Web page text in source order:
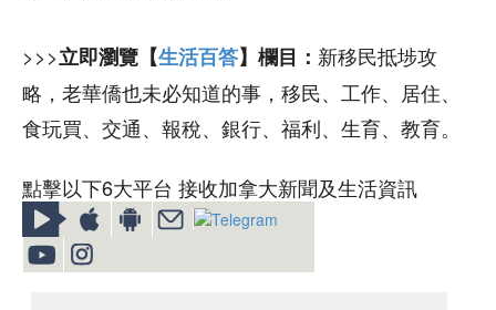
>>>立即瀏覽【生活百答】欄目： 新移民抵埗攻
略，老華僑也未必知道的事，移民、工作、居住、
食玩買、交通、報稅、銀行、福利、生育、教育。
點擊以下6大平台 接收加拿大新聞及生活資訊